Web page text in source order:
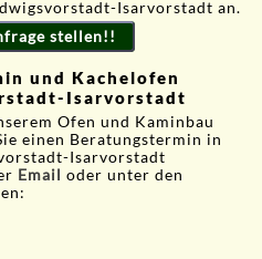
Isarvorstadt an.
stellen!!
und Kachelofen
Isarvorstadt
Ofen und Kaminbau
einen Beratungstermin in
Isarvorstadt
Email oder unter den